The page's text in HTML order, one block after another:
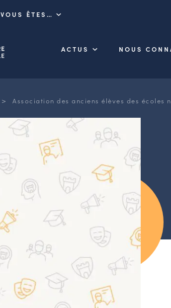
VOUS ÊTES…
ACTUS NOUS
> Association des anciens élèves des écoles